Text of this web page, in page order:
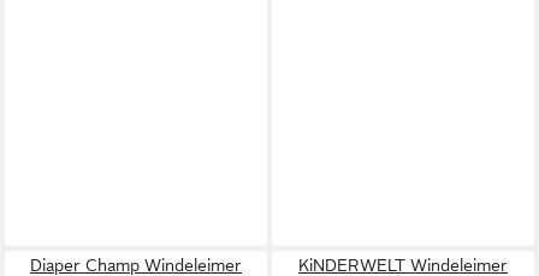
Diaper Champ Windeleimer
KiNDERWELT Windeleimer